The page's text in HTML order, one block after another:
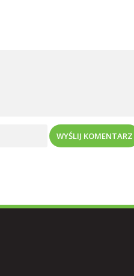
WYŚLIJ KOMENTARZ